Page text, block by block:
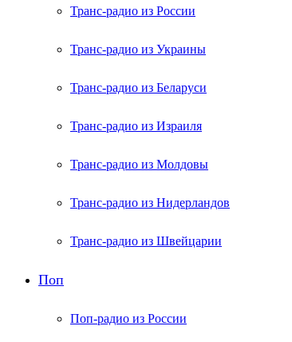
Транс-радио из России
Транс-радио из Украины
Транс-радио из Беларуси
Транс-радио из Израиля
Транс-радио из Молдовы
Транс-радио из Нидерландов
Транс-радио из Швейцарии
Поп
Поп-радио из России